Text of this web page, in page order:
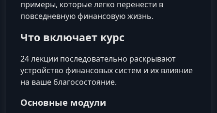
примеры, которые легко перенести в
повседневную финансовую жизнь.
Что включает курс
24 лекции последовательно раскрывают
устройство финансовых систем и их влияние
на ваше благосостояние.
Основные модули